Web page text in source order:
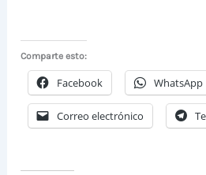
Comparte esto:
Facebook WhatsApp
Correo electrónico